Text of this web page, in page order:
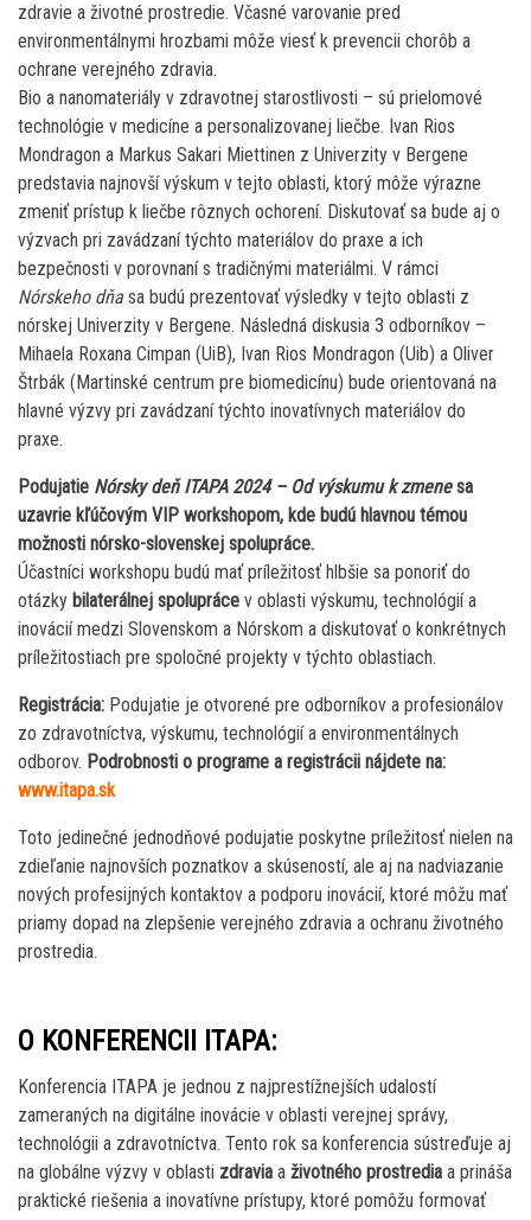
zdravie a životné prostredie. Včasné varovanie pred
environmentálnymi hrozbami môže viesť k prevencii chorôb a
ochrane verejného zdravia.
Bio a nanomateriály v zdravotnej starostlivosti – sú prielomové
technológie v medicíne a personalizovanej liečbe. Ivan Rios
Mondragon a Markus Sakari Miettinen z Univerzity v Bergene
predstavia najnovší výskum v tejto oblasti, ktorý môže výrazne
zmeniť prístup k liečbe rôznych ochorení. Diskutovať sa bude aj o
výzvach pri zavádzaní týchto materiálov do praxe a ich
bezpečnosti v porovnaní s tradičnými materiálmi. V rámci
Nórskeho dňasa budú prezentovať výsledky v tejto oblasti z
nórskej Univerzity v Bergene. Následná diskusia 3 odborníkov –
Mihaela Roxana Cimpan (UiB), Ivan Rios Mondragon (Uib) a Oliver
Štrbák (Martinské centrum pre biomedicínu) bude orientovaná na
hlavné výzvy pri zavádzaní týchto inovatívnych materiálov do
praxe.
Podujatie Nórsky deň ITAPA 2024 – Od výskumu k zmenesa
uzavrie kľúčovým VIP workshopom, kde budú hlavnou témou
možnosti nórsko-slovenskej spolupráce.
Účastníci workshopu budú mať príležitosť hlbšie sa ponoriť do
otázky bilaterálnej spolupráce v oblasti výskumu, technológií a
inovácií medzi Slovenskom a Nórskom a diskutovať o konkrétnych
príležitostiach pre spoločné projekty v týchto oblastiach.
Registrácia: Podujatie je otvorené pre odborníkov a profesionálov
zo zdravotníctva, výskumu, technológií a environmentálnych
odborov. Podrobnosti o programe a registrácii nájdete na:
www.itapa.sk
Toto jedinečné jednodňové podujatie poskytne príležitosť nielen na
zdieľanie najnovších poznatkov a skúseností, ale aj na nadviazanie
nových profesijných kontaktov a podporu inovácií, ktoré môžu mať
priamy dopad na zlepšenie verejného zdravia a ochranu životného
prostredia.
O KONFERENCII ITAPA:
Konferencia ITAPA je jednou z najprestížnejších udalostí
zameraných na digitálne inovácie v oblasti verejnej správy,
technológii a zdravotníctva. Tento rok sa konferencia sústreďuje aj
na globálne výzvy v oblasti zdravia a životného prostredia a prináša
praktické riešenia a inovatívne prístupy, ktoré pomôžu formovať